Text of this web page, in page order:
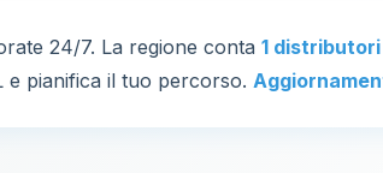
24/7. La regione conta 1 distributori
pianifica il tuo percorso.